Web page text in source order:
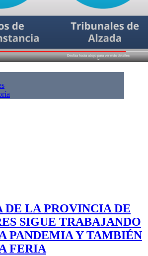
DE LA PROVINCIA DE
SIGUE TRABAJANDO
PANDEMIA Y TAMBIÉN
FERIA